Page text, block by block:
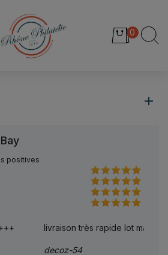
0
positives
lot magnifique merci beaucoup